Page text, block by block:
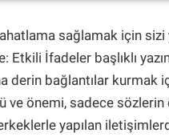
sağlamak için sizi
Etkili İfadeler başlıklı
derin bağlantılar kurmak
önemi, sadece sözlerin
yapılan